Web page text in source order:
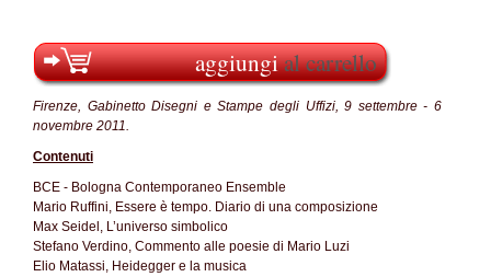
aggiungial carrello
Firenze, Gabinetto Disegni e Stampe degli Uffizi, 9 settembre - 6
novembre 2011.
Contenuti
BCE - Bologna Contemporaneo Ensemble
Mario Ruffini, Essere è tempo. Diario di una composizione
Max Seidel, L’universo simbolico
Stefano Verdino, Commento alle poesie di Mario Luzi
Elio Matassi, Heidegger e la musica